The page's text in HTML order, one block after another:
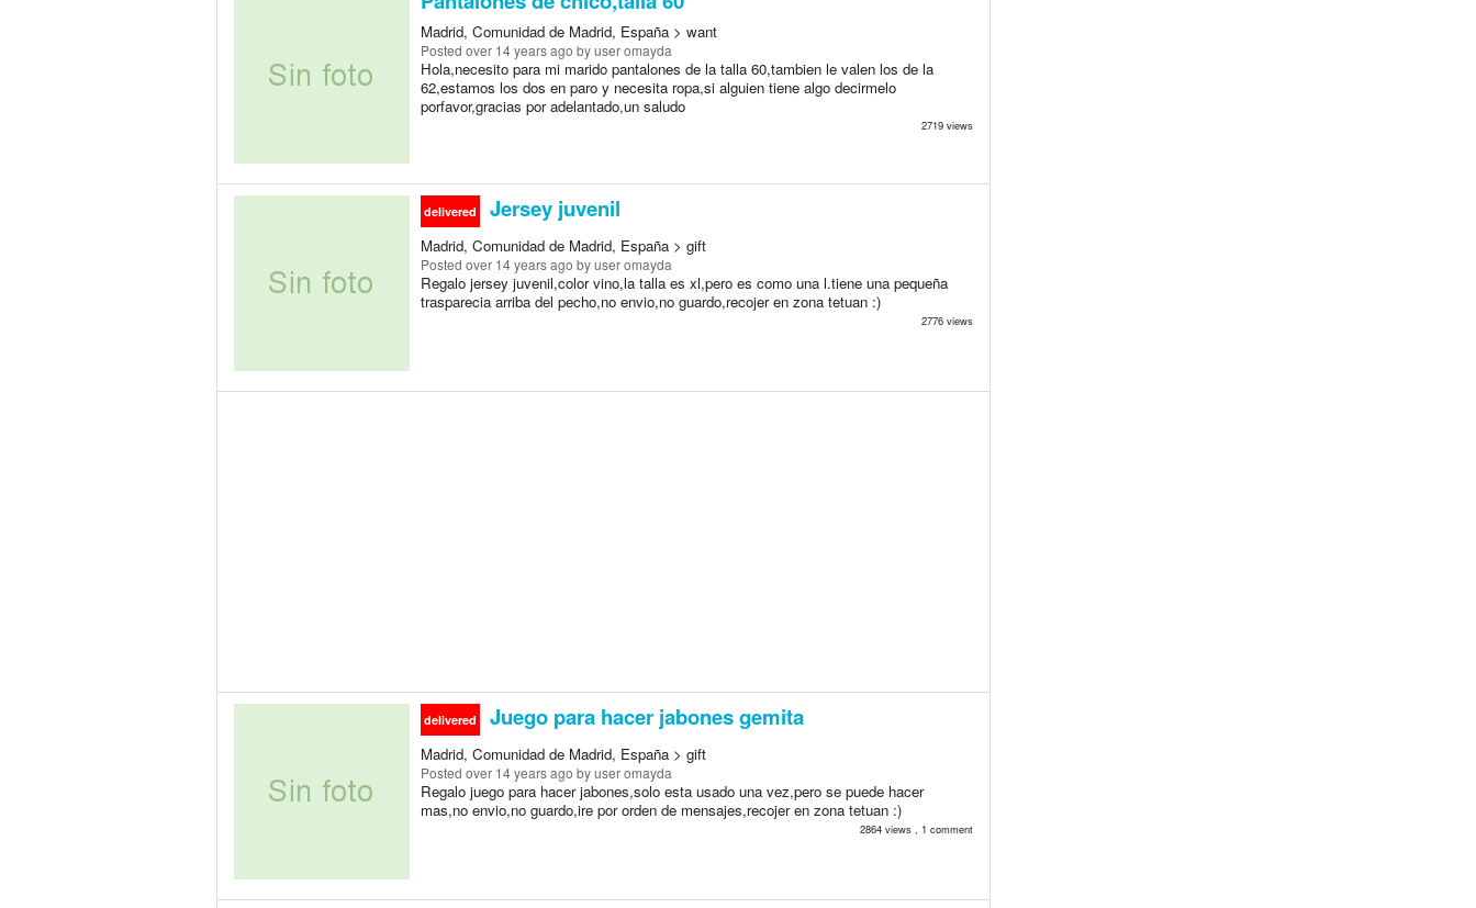
Madrid, Comunidad de Madrid, España > want
Posted over 14 years ago by user omayda
Hola,necesito para mi marido pantalones de la talla 60,tambien le valen los de la
62,estamos los dos en paro y necesita ropa,si alguien tiene algo decirmelo
porfavor,gracias por adelantado,un saludo
2719 views
delivered Jersey juvenil
Madrid, Comunidad de Madrid, España > gift
Posted over 14 years ago by user omayda
Regalo jersey juvenil,color vino,la talla es xl,pero es como una l.tiene una pequeña
trasparecia arriba del pecho,no envio,no guardo,recojer en zona tetuan :)
2776 views
delivered Juego para hacer jabones gemita
Madrid, Comunidad de Madrid, España > gift
Posted over 14 years ago by user omayda
Regalo juego para hacer jabones,solo esta usado una vez,pero se puede hacer
mas,no envio,no guardo,ire por orden de mensajes,recojer en zona tetuan :)
2864 views , 1 comment